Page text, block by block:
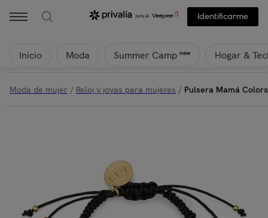
Identificarme
Inicio Moda Summer Camp new Hogar &
Moda de mujer / Reloj y joyas para mujeres / Pulsera Mamá